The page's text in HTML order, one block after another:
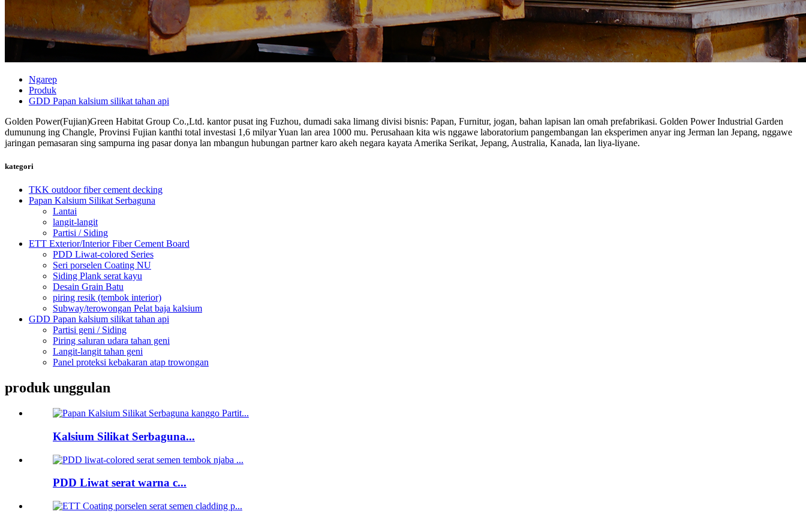
Ngarep
Produk
GDD Papan kalsium silikat tahan api
Golden Power(Fujian)Green Habitat Group Co.,Ltd. kantor pusat ing Fuzhou, dumadi saka limang divisi bisnis: Papan, Furnitur, jogan, bahan lapisan lan omah prefabrikasi. Golden Power Industrial Garden
dumunung ing Changle, Provinsi Fujian kanthi total investasi 1,6 milyar Yuan lan area 1000 mu. Perusahaan kita wis nggawe laboratorium pangembangan lan eksperimen anyar ing Jerman lan Jepang, nggawe
jaringan pemasaran sing sampurna ing pasar donya lan mbangun hubungan partner karo akeh negara kayata Amerika Serikat, Jepang, Australia, Kanada, lan liya-liyane.
kategori
TKK outdoor fiber cement decking
Papan Kalsium Silikat Serbaguna
Lantai
langit-langit
Partisi / Siding
ETT Exterior/Interior Fiber Cement Board
PDD Liwat-colored Series
Seri porselen Coating NU
Siding Plank serat kayu
Desain Grain Batu
piring resik (tembok interior)
Subway/terowongan Pelat baja kalsium
GDD Papan kalsium silikat tahan api
Partisi geni / Siding
Piring saluran udara tahan geni
Langit-langit tahan geni
Panel proteksi kebakaran atap trowongan
produk unggulan
Kalsium Silikat Serbaguna...
PDD Liwat serat warna c...